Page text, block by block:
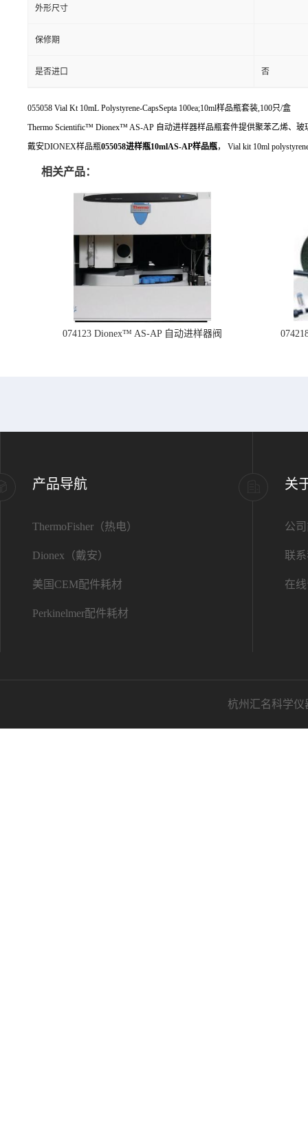
外形尺寸
保修期
是否进口 否
055058 Vial Kt 10mL Polystyrene-CapsSepta 100ea;10ml样品瓶套装,100只/盒
Thermo Scientific™ Dionex™ AS-AP 自动进样器样品瓶套件提供聚苯乙烯、
戴安DIONEX样品瓶055058进样瓶10mlAS-AP样品瓶， Vial kit 10ml
相关产品：
074123 Dionex™ AS-AP 自动进样器阀
产品导航
ThermoFisher（热电）
Dionex（戴安）
美国CEM配件耗材
Perkinelmer配件耗材
关
公
联
在
杭州汇名科学仪